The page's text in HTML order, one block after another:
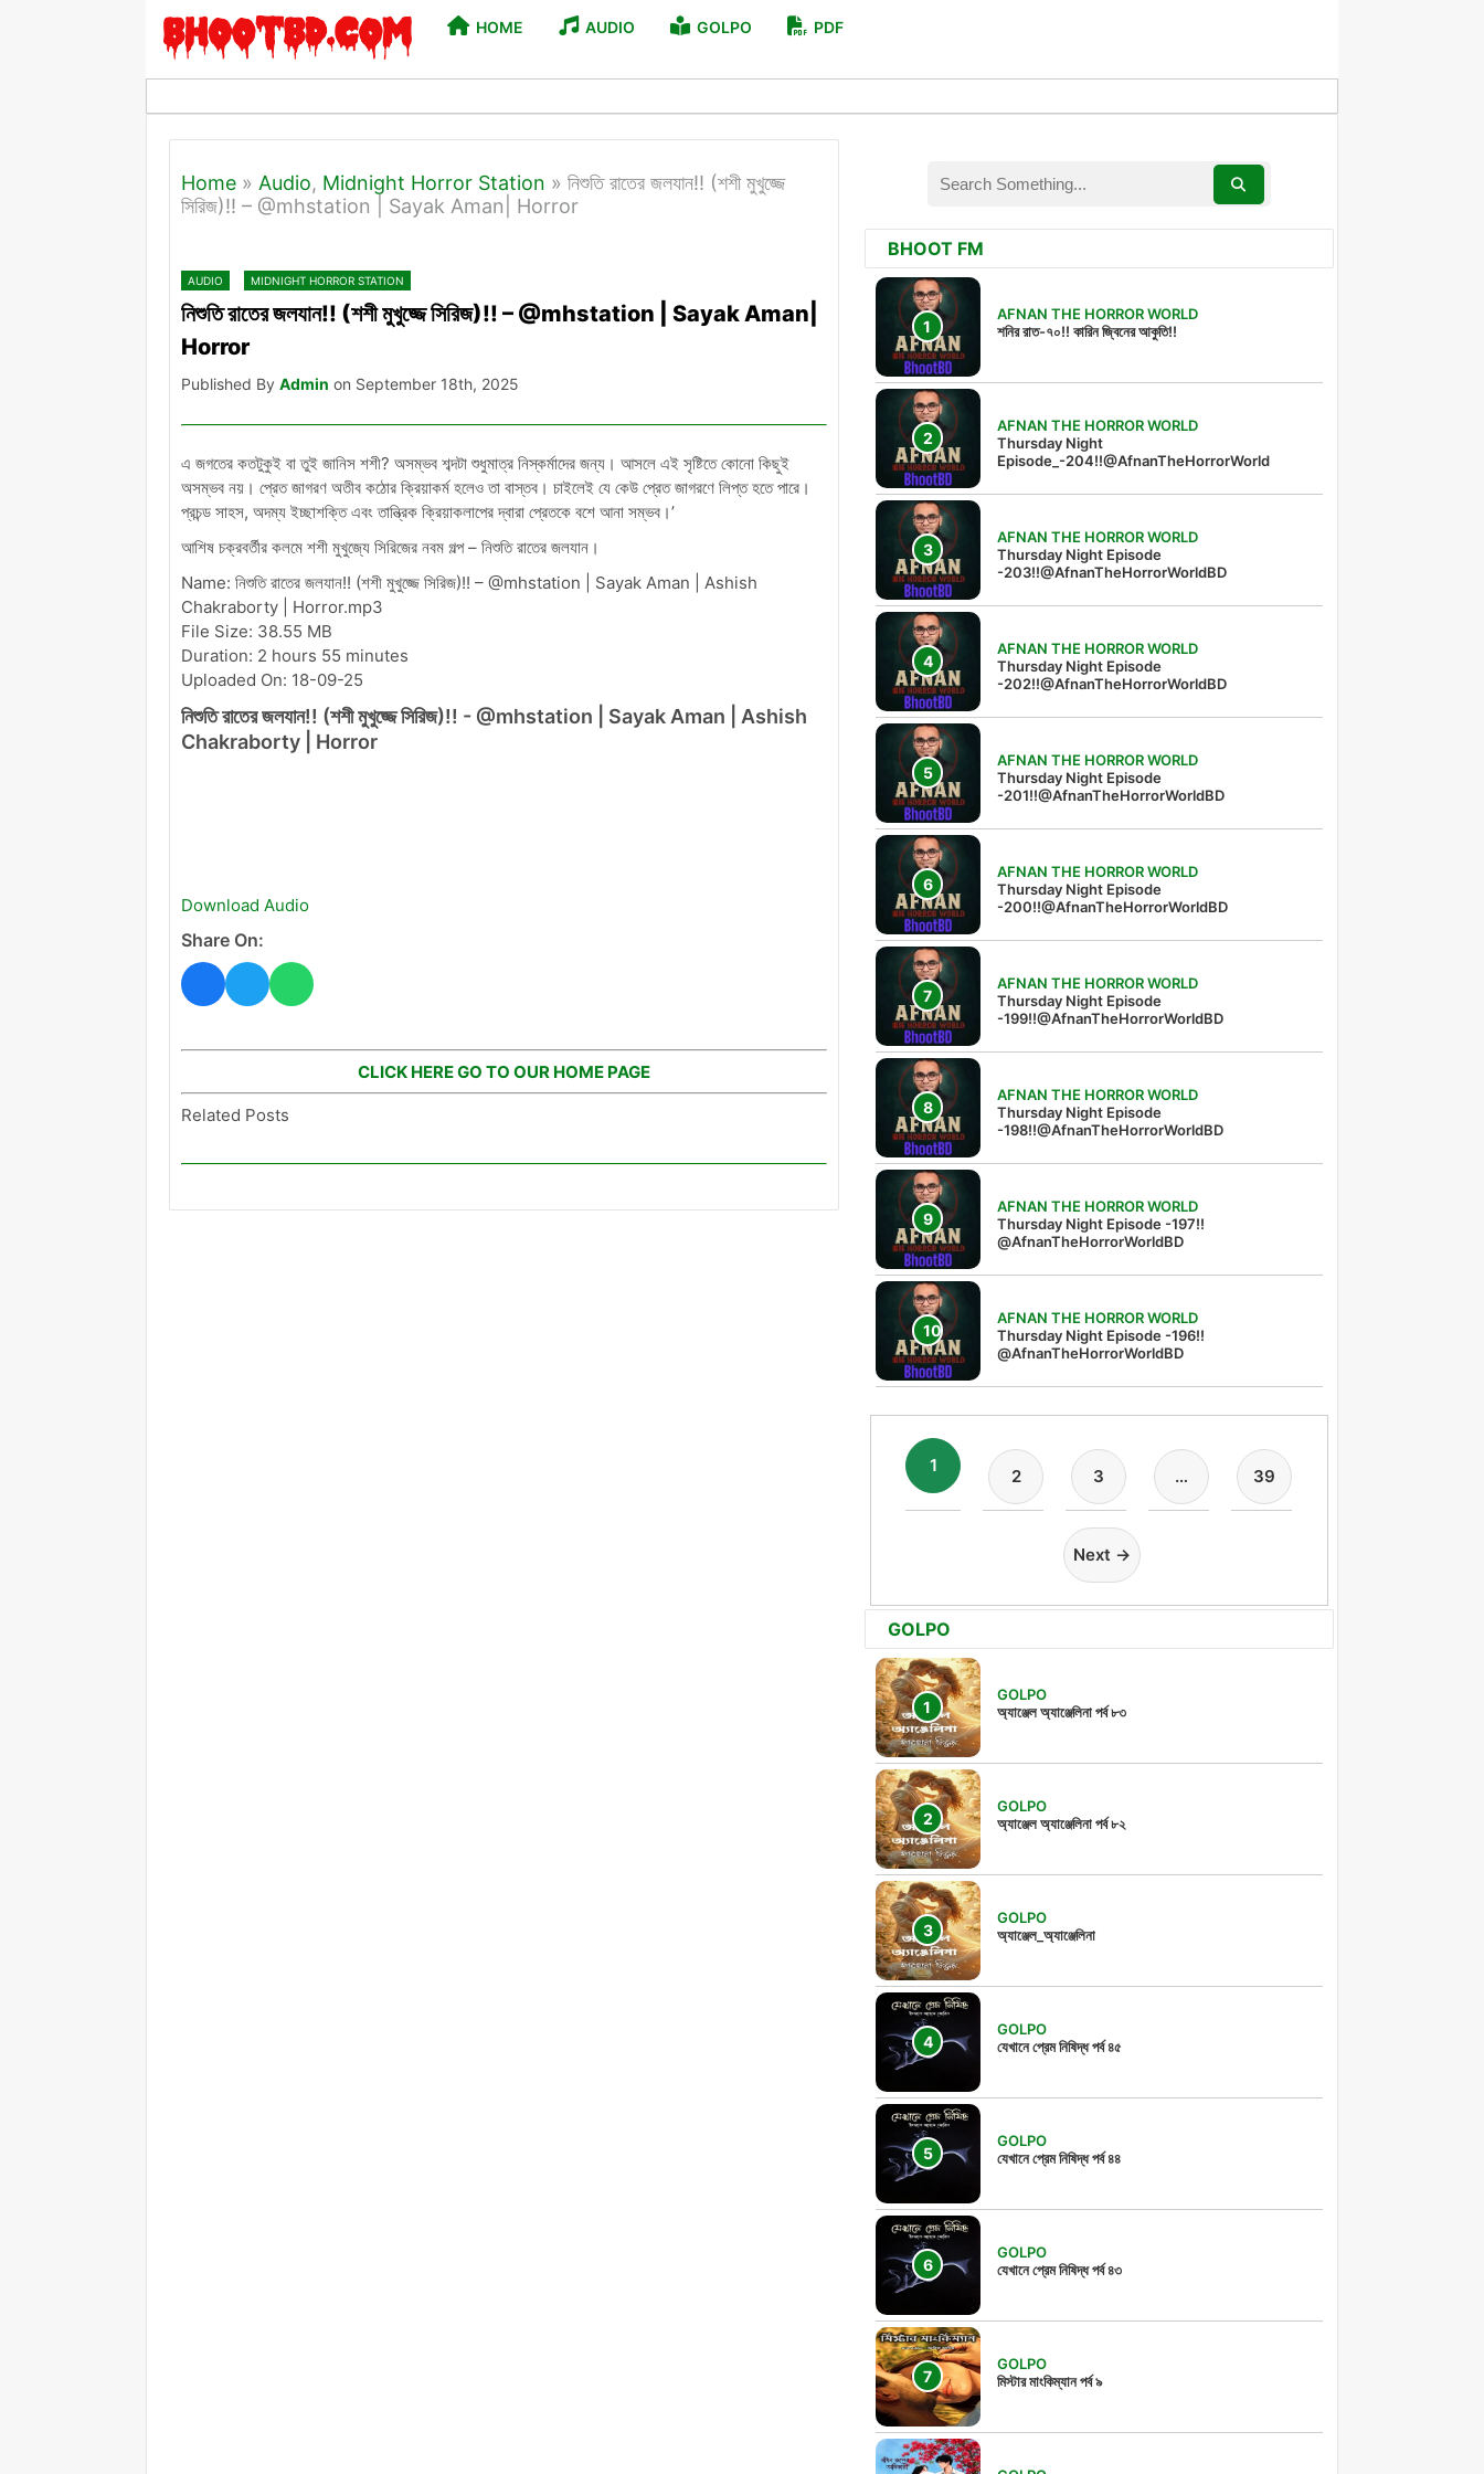
HOME AUDIO GOLPO PDF
Home » Audio, Midnight Horror Station » নিশুতি রাতের জলযান!! (শশী মুখুজ্জে
সিরিজ)!! – @mhstation | Sayak Aman| Horror
AUDIO MIDNIGHT HORROR STATION
নিশুতি রাতের জলযান!! (শশী মুখুজ্জে সিরিজ)!! – @mhstation | Sayak Aman|
Horror
Published By Admin on September 18th, 2025
এ জগতের কতটুকুই বা তুই জানিস শশী? অসম্ভব শব্দটা শুধুমাত্র নিস্কর্মাদের জন্য। আসলে এই সৃষ্টিতে কোনো কিছুই
অসম্ভব নয়। প্রেত জাগরণ অতীব কঠোর ক্রিয়াকর্ম হলেও তা বাস্তব। চাইলেই যে কেউ প্রেত জাগরণে লিপ্ত হতে পারে।
প্রচন্ড সাহস, অদম্য ইচ্ছাশক্তি এবং তান্ত্রিক ক্রিয়াকলাপের দ্বারা প্রেতকে বশে আনা সম্ভব।’
আশিষ চক্রবর্তীর কলমে শশী মুখুজ্যে সিরিজের নবম গল্প – নিশুতি রাতের জলযান।
Name: নিশুতি রাতের জলযান!! (শশী মুখুজ্জে সিরিজ)!! – @mhstation | Sayak Aman | Ashish
Chakraborty | Horror.mp3
File Size: 38.55 MB
Duration: 2 hours 55 minutes
Uploaded On: 18-09-25
নিশুতি রাতের জলযান!! (শশী মুখুজ্জে সিরিজ)!! - @mhstation | Sayak Aman | Ashish
Chakraborty | Horror
Download Audio
Share On:
CLICK HERE GO TO OUR HOME PAGE
Related Posts
BHOOT FM
AFNAN THE HORROR WORLD
শনির রাত-৭০!! কারিন জ্বিনের আকুতি!!
AFNAN THE HORROR WORLD
Thursday Night
Episode_-204!!@AfnanTheHorrorWorld
AFNAN THE HORROR WORLD
Thursday Night Episode
-203!!@AfnanTheHorrorWorldBD
AFNAN THE HORROR WORLD
Thursday Night Episode
-202!!@AfnanTheHorrorWorldBD
AFNAN THE HORROR WORLD
Thursday Night Episode
-201!!@AfnanTheHorrorWorldBD
AFNAN THE HORROR WORLD
Thursday Night Episode
-200!!@AfnanTheHorrorWorldBD
AFNAN THE HORROR WORLD
Thursday Night Episode
-199!!@AfnanTheHorrorWorldBD
AFNAN THE HORROR WORLD
Thursday Night Episode
-198!!@AfnanTheHorrorWorldBD
AFNAN THE HORROR WORLD
Thursday Night Episode -197!!‪
@AfnanTheHorrorWorldBD‬
AFNAN THE HORROR WORLD
Thursday Night Episode -196!!
@AfnanTheHorrorWorldBD
1
2 3 … 39
Next →
GOLPO
GOLPO
অ্যাঞ্জেল অ্যাঞ্জেলিনা পর্ব ৮৩
GOLPO
অ্যাঞ্জেল অ্যাঞ্জেলিনা পর্ব ৮২
GOLPO
অ্যাঞ্জেল_অ্যাঞ্জেলিনা
GOLPO
যেখানে প্রেম নিষিদ্ধ পর্ব ৪৫
GOLPO
যেখানে প্রেম নিষিদ্ধ পর্ব ৪৪
GOLPO
যেখানে প্রেম নিষিদ্ধ পর্ব ৪৩
GOLPO
মিস্টার মাংকিম্যান পর্ব ৯